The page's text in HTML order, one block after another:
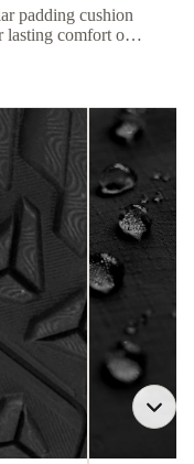
padding cushion
lasting comfort on